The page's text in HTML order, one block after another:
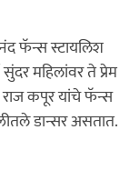
फॅन्स स्टायलिश
महिलांवर ते प्रेम
कपूर यांचे फॅन्स
डान्सर असतात.